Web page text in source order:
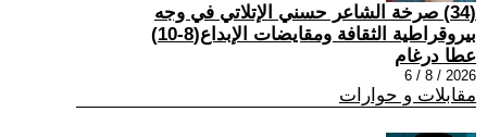
(34) صرخة الشاعر حسني الإتلاتي في وجه
بيروقراطية الثقافة ومقايضات الإبداع(8-10)
عطا درغام
2026 / 8 / 6
مقابلات و حوارات